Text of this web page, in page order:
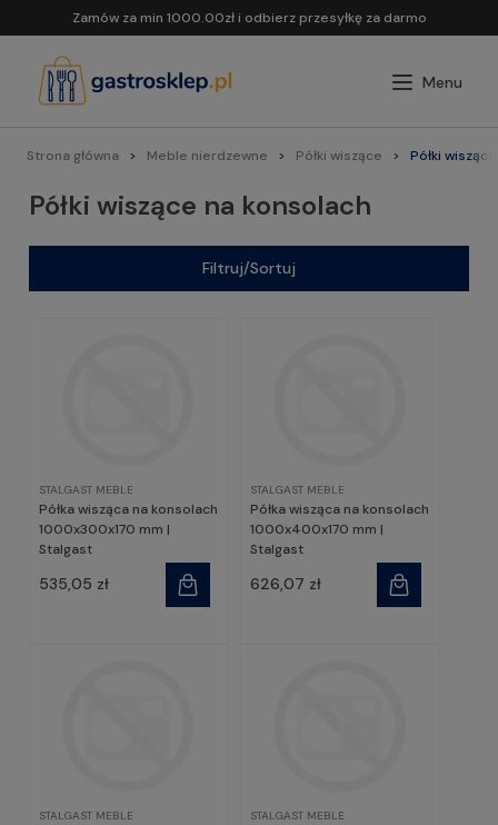
Zamów za min 1000.00zł i odbierz przesyłkę za darmo
Strona główna Meble nierdzewne Półki wiszące Półki
Półki wiszące na konsolach
Filtruj/Sortuj
STALGAST MEBLE
Półka wisząca na konsolach
1000x300x170 mm |
Stalgast
535,05 zł
STALGAST MEBLE
Półka wisząca na konsolach
1000x400x170 mm |
Stalgast
626,07 zł
STALGAST MEBLE STALGAST MEBLE